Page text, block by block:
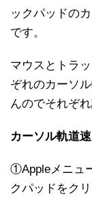
ックパッドの
です。
マウスとトラ
ぞれのカーソ
んのでそれぞ
カーソル軌道
①Appleメニュ
クパッドをク